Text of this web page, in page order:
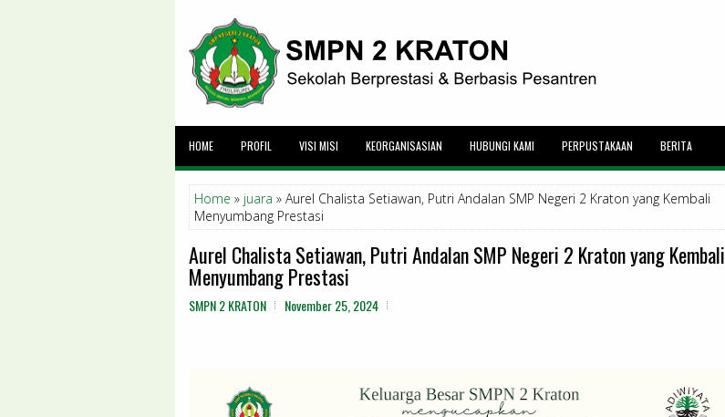
HOME PROFIL VISI MISI KEORGANISASIAN HUBUNGI KAMI PERPUSTAKAAN BERITA
Home » juara » Aurel Chalista Setiawan, Putri Andalan SMP Negeri 2 Kraton yang Kembali
Menyumbang Prestasi
Aurel Chalista Setiawan, Putri Andalan SMP Negeri 2 Kraton yang Kembali
Menyumbang Prestasi
SMPN 2 KRATON November 25, 2024